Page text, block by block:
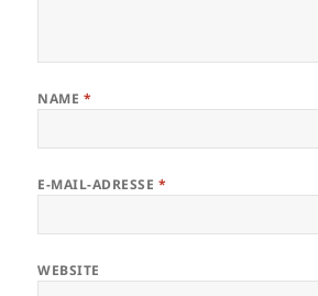
NAME *
E-MAIL-ADRESSE *
WEBSITE